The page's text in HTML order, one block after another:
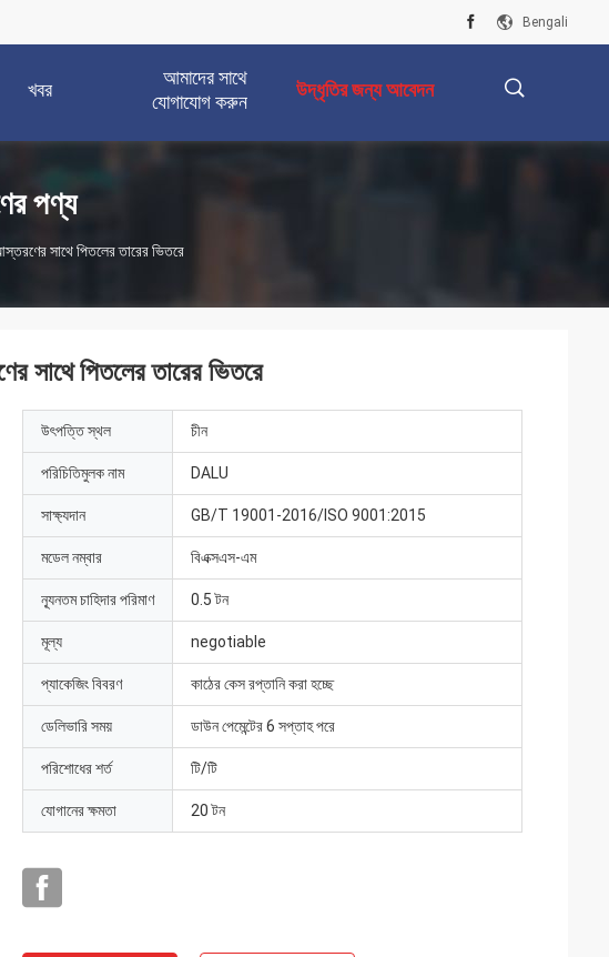
Bengali
খবর
আমাদের সাথে
যোগাযোগ করুন
উদ্ধৃতির জন্য আবেদন
পণ্য
সাথে পিতলের তারের ভিতরে
পিতলের তারের ভিতরে
উৎপত্তি স্থল চীন
পরিচিতিমুলক নাম DALU
সাক্ষ্যদান GB/T 19001-2016/ISO 9001:2015
মডেল নম্বার বিএক্সএস-এম
ন্যূনতম চাহিদার পরিমাণ 0.5 টন
মূল্য negotiable
প্যাকেজিং বিবরণ কাঠের কেস রপ্তানি করা হচ্ছে
ডেলিভারি সময় ডাউন পেমেন্টের 6 সপ্তাহ পরে
পরিশোধের শর্ত টি/টি
যোগানের ক্ষমতা 20 টন